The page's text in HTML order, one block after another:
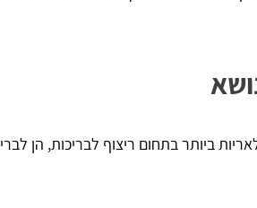
ביותר בתחום ריצוף לבריכות, הן